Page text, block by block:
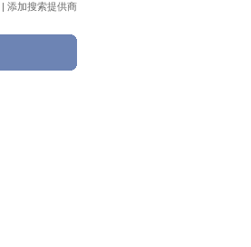
| 添加搜索提供商